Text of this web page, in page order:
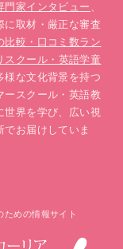
がわ・ゆうこ／
アンバサダー
しています。スウ
リー摘み、湖での
門家インタビュー 、
に取材・厳正な審査
比較・口コミ数ラン
スクール・英語学童
な文化背景を持つ
ースクール・英語教
世界を学び、広い視
お届けしていま
ための情報サイト